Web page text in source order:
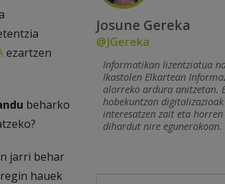
ezartzen
beharko
jarri behar
hauek
Josune Gereka
@JGereka
Informatikan lizentziatua
Ikastolen Elkartean
alorreko ardura anitzetan.
hobekuntzan
interesatzen zait eta
dihardut nire egunerokoan.